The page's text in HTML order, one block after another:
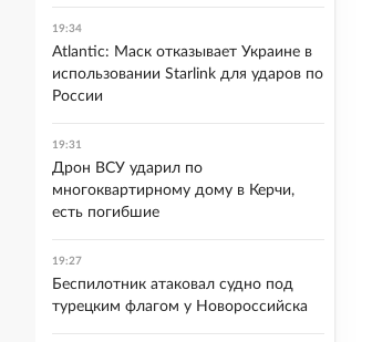
19:34
Atlantic: Маск отказывает Украине в
использовании Starlink для ударов по
России
19:31
Дрон ВСУ ударил по
многоквартирному дому в Керчи,
есть погибшие
19:27
Беспилотник атаковал судно под
турецким флагом у Новороссийска